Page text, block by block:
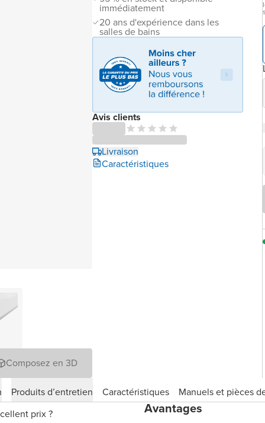
Composez en 3D
immédiatement
20 ans d'expérience dans les
salles de bains
Avis clients
Livraison
Caractéristiques
Produits d’entretien Caractéristiques Manuels et pièces
prix ?
Avantages